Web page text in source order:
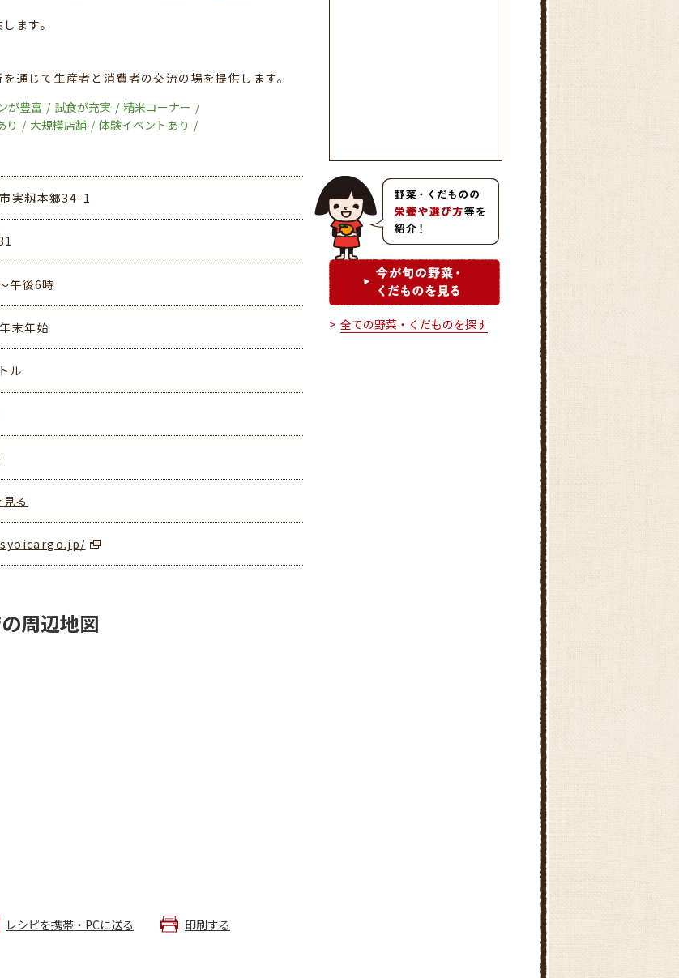
ます。
通じて生産者と消費者の交流の場を提供します。
が豊富 試食が充実
精米コーナー
り 大規模店舗
体験イベントあり
実籾本郷34-1
午後6時
末年始
ル
る
周辺地図
レシピを携帯・PCに送る 印刷する
全ての野菜・くだものを探す